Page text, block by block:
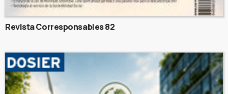
Revista Corresponsables 82